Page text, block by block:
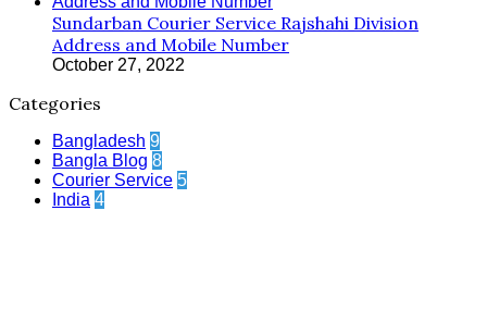
Sundarban Courier Service Rajshahi Division
Address and Mobile Number
October 27, 2022
Categories
Bangladesh 9
Bangla Blog 8
Courier Service 5
India 4